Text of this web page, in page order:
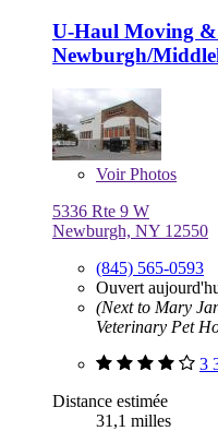
U-Haul Moving &
Newburgh/
VoirPhotos
5336 Rte 9 W
Newburgh, NY 12550
(845) 565-0593
Ouvert
(Next to Mary
Veterinary Pet
3
Distance estimée
31,1 milles